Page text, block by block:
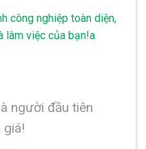
công nghiệp toàn diện,
làm việc của bạn!a
người đầu tiên
giá!